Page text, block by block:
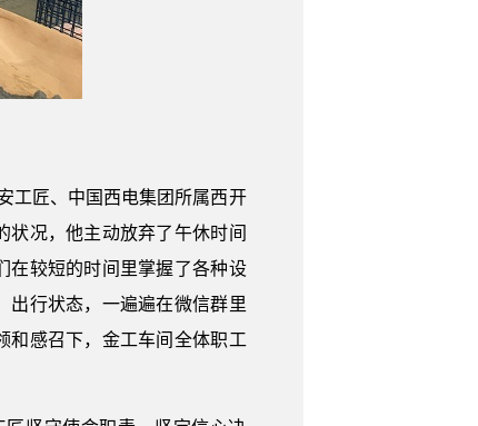
工匠、中国西电集团所属西开
状况，他主动放弃了午休时间
在较短的时间里掌握了各种设
出行状态，一遍遍在微信群里
和感召下，金工车间全体职工